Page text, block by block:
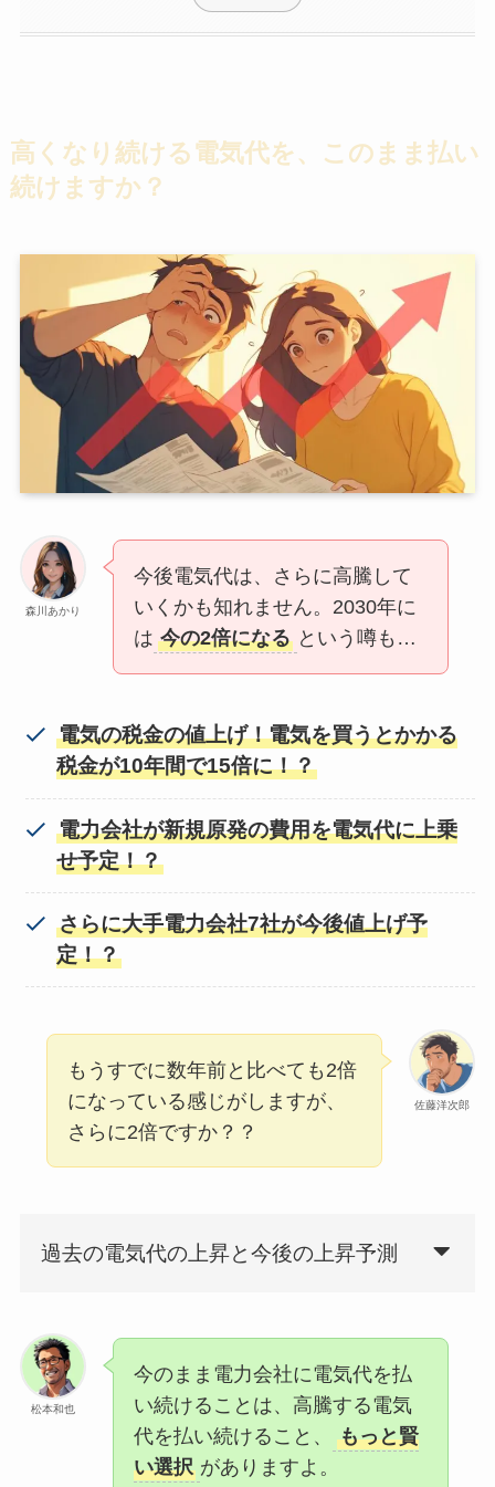
高くなり続ける電気代を、このまま払い
続けますか？
森川あかり
今後電気代は、さらに高騰して
いくかも知れません。2030年に
は 今の2倍になる という噂も…
電気の税金の値上げ！電気を買うとかかる
税金が10年間で15倍に！？
電力会社が新規原発の費用を電気代に上乗
せ予定！？
さらに大手電力会社7社が今後値上げ予
定！？
佐藤洋次郎
もうすでに数年前と比べても2倍
になっている感じがしますが、
さらに2倍ですか？？
過去の電気代の上昇と今後の上昇予測
松本和也
今のまま電力会社に電気代を払
い続けることは、高騰する電気
代を払い続けること、
もっと賢
い選択 がありますよ。